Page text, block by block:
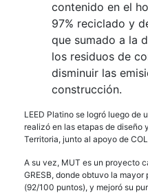
contenido en el
97% reciclado y
que sumado a la
los residuos de
disminuir las
construcción.
LEED Platino se logró luego de
realizó en las etapas de diseño
Territoria, junto al apoyo de
A su vez, MUT es un proyecto
GRESB, donde obtuvo la
(92/100 puntos), y mejoró su